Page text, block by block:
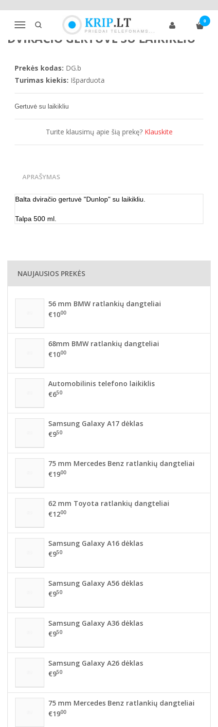
Navigacija
0
Pagrindinis Dviračių priedai Dviračio gertuvė su laikikliu
DVIRAČIO GERTUVĖ SU LAIKIKLIU
Prekės kodas: DG.b
Turimas kiekis: Išparduota
Gertuvė su laikikliu
Turite klausimų apie šią prekę? Klauskite
APRAŠYMAS
Balta dviračio gertuvė "Dunlop" su laikikliu.
Talpa 500 ml.
NAUJAUSIOS PREKĖS
56 mm BMW ratlankių dangteliai
€1000
68mm BMW ratlankių dangteliai
€1000
Automobilinis telefono laikiklis
€650
Samsung Galaxy A17 dėklas
€950
75 mm Mercedes Benz ratlankių dangteliai
€1900
62 mm Toyota ratlankių dangteliai
€1200
Samsung Galaxy A16 dėklas
€950
Samsung Galaxy A56 dėklas
€950
Samsung Galaxy A36 dėklas
€950
Samsung Galaxy A26 dėklas
€950
75 mm Mercedes Benz ratlankių dangteliai
€1900